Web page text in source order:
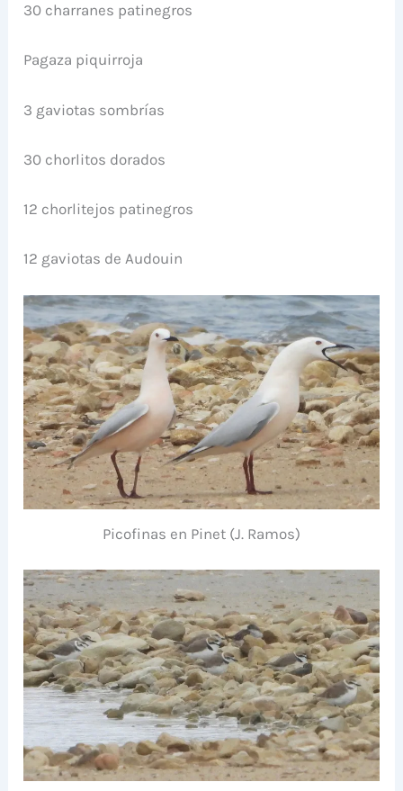
30 charranes patinegros
Pagaza piquirroja
3 gaviotas sombrías
30 chorlitos dorados
12 chorlitejos patinegros
12 gaviotas de Audouin
Picofinas en Pinet (J. Ramos)